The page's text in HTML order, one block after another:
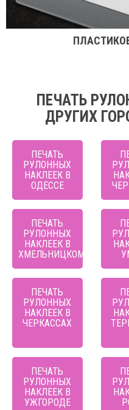
ПЕЧАТЬ
ДРУГИХ
ПЕЧАТЬ
РУЛОННЫХ
НАКЛЕЕК В
ОДЕССЕ
ПЕЧАТЬ
РУЛОННЫХ
НАКЛЕЕК В
ХМЕЛЬНИЦКОМ
ПЕЧАТЬ
РУЛОННЫХ
НАКЛЕЕК В
ЧЕРКАССАХ
ПЕЧАТЬ
РУЛОННЫХ
НАКЛЕЕК В
УЖГОРОДЕ